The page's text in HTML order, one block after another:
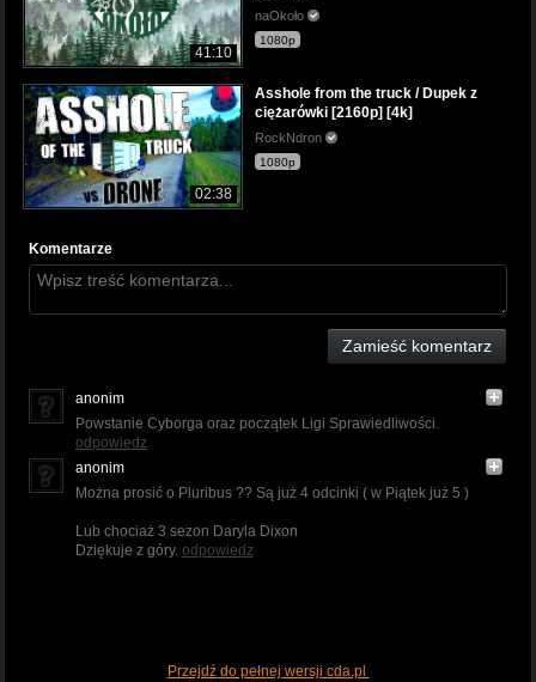
41:10
naOkoło
1080p
02:38
Asshole from the truck / Dupek z
ciężarówki [2160p] [4k]
RockNdron
1080p
Komentarze
Zamieść komentarz
anonim
Powstanie Cyborga oraz początek Ligi Sprawiedliwości.
odpowiedz
anonim
Można prosić o Pluribus ?? Są już 4 odcinki ( w Piątek już 5 )
Lub chociaż 3 sezon Daryla Dixon
Dziękuje z góry. odpowiedz
Przejdź do pełnej wersji cda.pl